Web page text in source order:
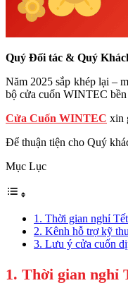
Quý Đối tác & Quý
Năm 2025 sắp khép lại –
bộ cửa cuốn WINTEC bền
Cửa Cuốn WINTEC xin
Để thuận tiện cho Quý
Mục Lục
1. Thời gian nghỉ
2. Kênh hỗ trợ kỹ
3. Lưu ý cửa cuốn
1. Thời gian nghỉ